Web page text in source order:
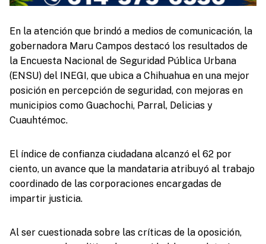
En la atención que brindó a medios de comunicación, la
gobernadora Maru Campos destacó los resultados de
la Encuesta Nacional de Seguridad Pública Urbana
(ENSU) del INEGI, que ubica a Chihuahua en una mejor
posición en percepción de seguridad, con mejoras en
municipios como Guachochi, Parral, Delicias y
Cuauhtémoc.
El índice de confianza ciudadana alcanzó el 62 por
ciento, un avance que la mandataria atribuyó al trabajo
coordinado de las corporaciones encargadas de
impartir justicia.
Al ser cuestionada sobre las críticas de la oposición,